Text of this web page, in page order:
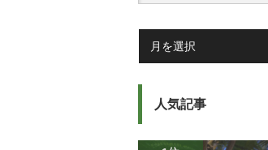
人気記事